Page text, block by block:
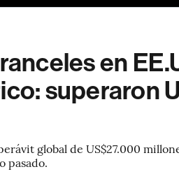
en
superaron
global de US$27.000
pasado.